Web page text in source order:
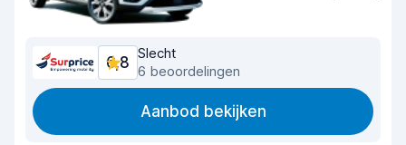
6,8
Slecht
6 beoordelingen
Aanbod bekijken